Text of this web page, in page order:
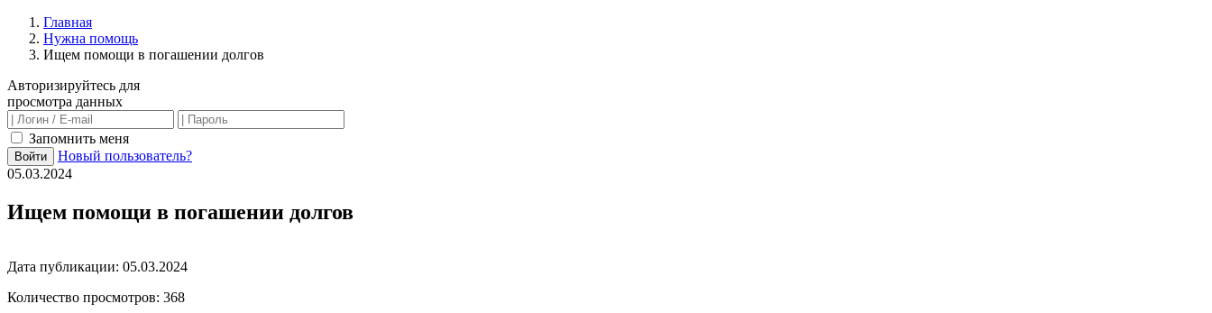
Главная
Нужна помощь
Ищем помощи в погашении долгов
Авторизируйтесь для
просмотра данных
Запомнить меня
Войти
Новый пользователь?
05.03.2024
Ищем помощи в погашении долгов
Дата публикации: 05.03.2024
Количество просмотров: 368